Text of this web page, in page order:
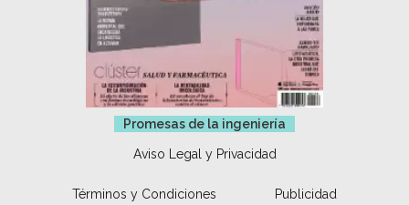
Promesas de la ingeniería
Aviso Legal y Privacidad
Términos y Condiciones Publicidad